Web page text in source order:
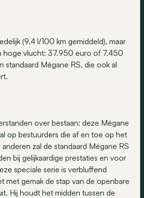
(9,4 l/100 km gemiddeld), maar
hoge vlucht: 37.950 euro of 7.450
standaard Mégane RS, die ook al
over bestaan: deze Mégane
op bestuurders die af en toe op het
zal de standaard Mégane RS
bij gelijkaardige prestaties en voor
speciale serie is verbluffend
met gemak de stap van de openbare
Hij houdt het midden tussen de